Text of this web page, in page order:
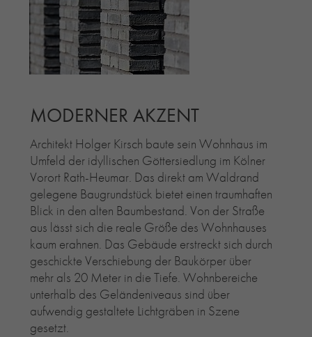
MODERNER AKZENT
Architekt Holger Kirsch baute sein Wohnhaus im
Umfeld der idyllischen Göttersiedlung im Kölner
Vorort Rath-Heumar. Das direkt am Waldrand
gelegene Baugrundstück bietet einen traumhaften
Blick in den alten Baumbestand. Von der Straße
aus lässt sich die reale Größe des Wohnhauses
kaum erahnen. Das Gebäude erstreckt sich durch
geschickte Verschiebung der Baukörper über
mehr als 20 Meter in die Tiefe. Wohnbereiche
unterhalb des Geländeniveaus sind über
aufwendig gestaltete Lichtgräben in Szene
gesetzt.